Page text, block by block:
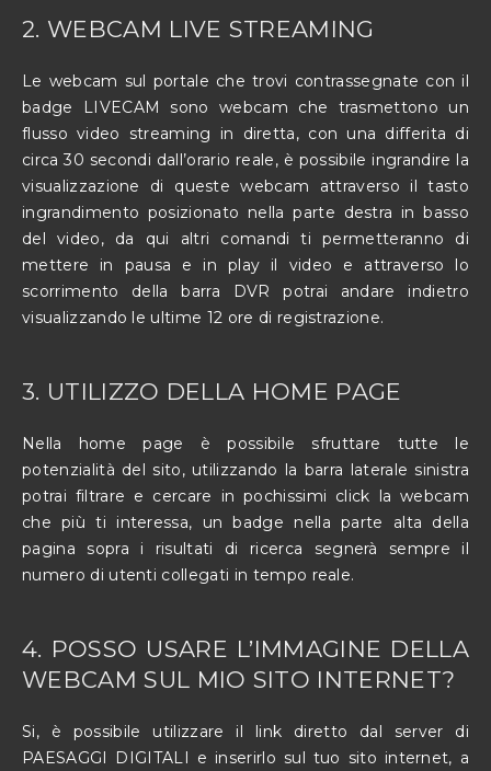
2. WEBCAM LIVE STREAMING
Le webcam sul portale che trovi contrassegnate con il
badge LIVECAM sono webcam che trasmettono un
flusso video streaming in diretta, con una differita di
circa 30 secondi dall’orario reale, è possibile ingrandire la
visualizzazione di queste webcam attraverso il tasto
ingrandimento posizionato nella parte destra in basso
del video, da qui altri comandi ti permetteranno di
mettere in pausa e in play il video e attraverso lo
scorrimento della barra DVR potrai andare indietro
visualizzando le ultime 12 ore di registrazione.
3. UTILIZZO DELLA HOME PAGE
Nella home page è possibile sfruttare tutte le
potenzialità del sito, utilizzando la barra laterale sinistra
potrai filtrare e cercare in pochissimi click la webcam
che più ti interessa, un badge nella parte alta della
pagina sopra i risultati di ricerca segnerà sempre il
numero di utenti collegati in tempo reale.
4. POSSO USARE L’IMMAGINE DELLA
WEBCAM SUL MIO SITO INTERNET?
Si, è possibile utilizzare il link diretto dal server di
PAESAGGI DIGITALI e inserirlo sul tuo sito internet, a